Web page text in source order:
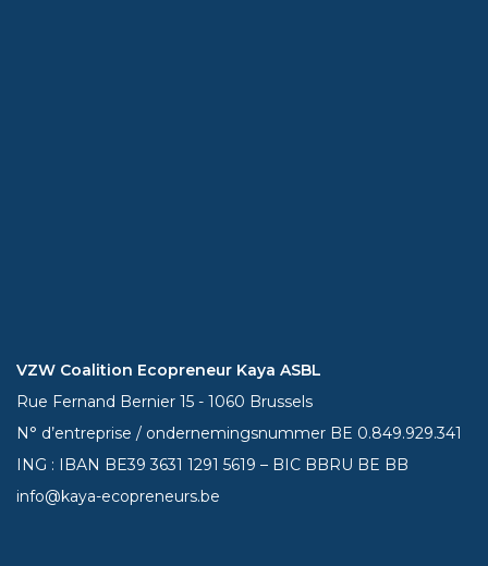
VZW Coalition Ecopreneur Kaya ASBL
Rue Fernand Bernier 15 - 1060 Brussels
N° d’entreprise / ondernemingsnummer BE 0.849.929.341
ING : IBAN BE393631 1291 5619 – BIC BBRU BE BB
info@kaya-ecopreneurs.be